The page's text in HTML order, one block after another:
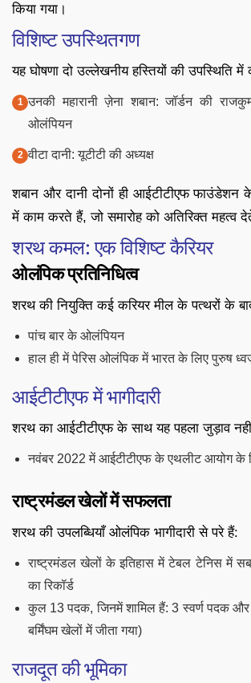
किया गया।
विशिष्ट उपस्थितगण
यह घोषणा दो उल्लेखनीय हस्तियों की उपस्थिति में
उनकी महारानी ज़ेना शबान: जॉर्डन की
ओलंपियन
वीटा दानी: यूटीटी की अध्यक्ष
शबान और दानी दोनों ही आईटीटीएफ फाउंडेशन
में काम करते हैं, जो समारोह को अतिरिक्त महत्व
शरथ कमल: एक विशिष्ट कैरियर
ओलंपिक प्रतिनिधित्व
शरथ की नियुक्ति कई करियर मील के पत्थरों के
पांच बार के ओलंपियन
हाल ही में पेरिस ओलंपिक में भारत के लिए पुरुष
आईटीटीएफ में भागीदारी
शरथ का आईटीटीएफ के साथ यह पहला जुड़ाव
नवंबर 2022 में आईटीटीएफ के एथलीट आयोग के
राष्ट्रमंडल खेलों में सफलता
शरथ की उपलब्धियाँ ओलंपिक भागीदारी से परे हैं:
राष्ट्रमंडल खेलों के इतिहास में टेबल टेनिस में
का रिकॉर्ड
कुल 13 पदक, जिनमें शामिल हैं: 3 स्वर्ण पदक
बर्मिंघम खेलों में जीता गया)
राजदूत की भूमिका